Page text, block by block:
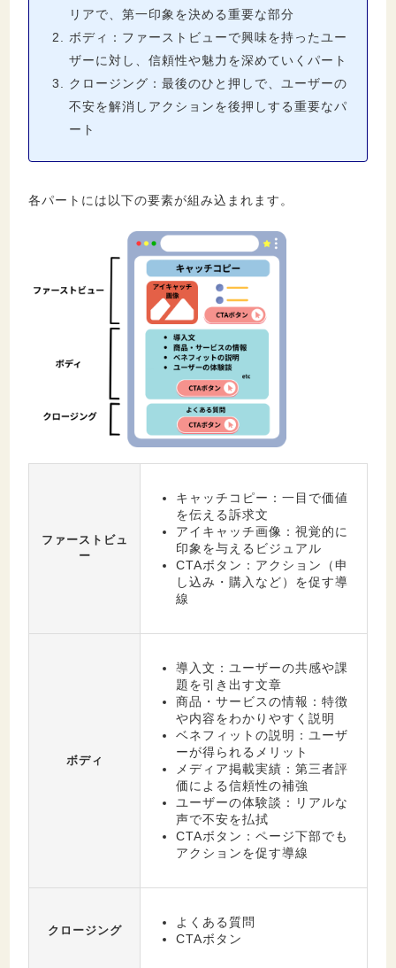
リアで、第一印象を決める重要な部分
ボディ：ファーストビューで興味を持ったユー
ザーに対し、信頼性や魅力を深めていくパート
クロージング：最後のひと押しで、ユーザーの
不安を解消しアクションを後押しする重要なパ
ート
各パートには以下の要素が組み込まれます。
ファーストビュ
ー
キャッチコピー：一目で価値
を伝える訴求文
アイキャッチ画像：視覚的に
印象を与えるビジュアル
CTAボタン：アクション（申
し込み・購入など）を促す導
線
ボディ
導入文：ユーザーの共感や課
題を引き出す文章
商品・サービスの情報：特徴
や内容をわかりやすく説明
ベネフィットの説明：ユーザ
ーが得られるメリット
メディア掲載実績：第三者評
価による信頼性の補強
ユーザーの体験談：リアルな
声で不安を払拭
CTAボタン：ページ下部でも
アクションを促す導線
クロージング
よくある質問
CTAボタン